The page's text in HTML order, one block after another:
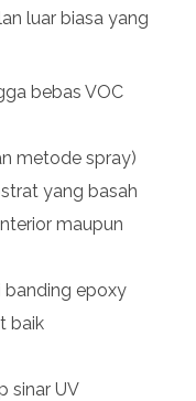
luar biasa yang
bebas VOC
metode spray)
yang basah
maupun
banding epoxy
baik
sinar UV